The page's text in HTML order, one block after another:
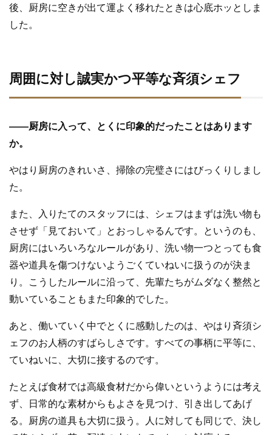
後、厨房に空きが出て運よく移れたときは心底ホッとしま
した。
周囲に対し誠実かつ平等な斉須シェフ
——厨房に入って、とくに印象的だったことはあります
か。
やはり厨房のきれいさ、掃除の完璧さにはびっくりしまし
た。
また、入りたてのスタッフには、シェフはまずは洗い物も
させず「見ておいて」とおっしゃるんです。というのも、
厨房にはいろいろなルールがあり、洗い物一つとっても食
器や道具を傷つけないようごくていねいに扱うのが決ま
り。こうしたルールに沿って、先輩たちがムダなく整然と
動いていることもまた印象的でした。
あと、働いていく中でとくに感動したのは、やはり斉須シ
ェフのお人柄のすばらしさです。すべての事柄に平等に、
ていねいに、大切に接するのです。
たとえば食材では高級食材だから偉いというようには考え
ず、日常的な素材からもよさを見つけ、引き出してあげ
る。厨房の道具も大切に扱う。人に対しても同じで、決し